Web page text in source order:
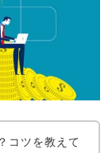
コツを教えて